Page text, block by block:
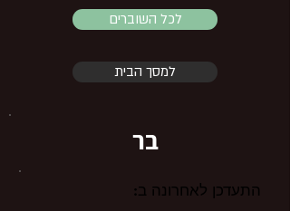
לכל השוברים
למסך הבית
בר
התעדכן לאחרונה ב: